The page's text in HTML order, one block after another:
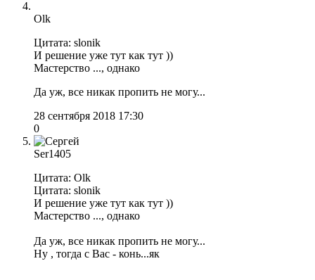
Olk
Цитата: slonik
И решение уже тут как тут ))
Мастерство ..., однако
Да уж, все никак пропить не могу...
28 сентября 2018 17:30
0
Ser1405
Цитата: Olk
Цитата: slonik
И решение уже тут как тут ))
Мастерство ..., однако
Да уж, все никак пропить не могу...
Ну , тогда с Вас - конь...як